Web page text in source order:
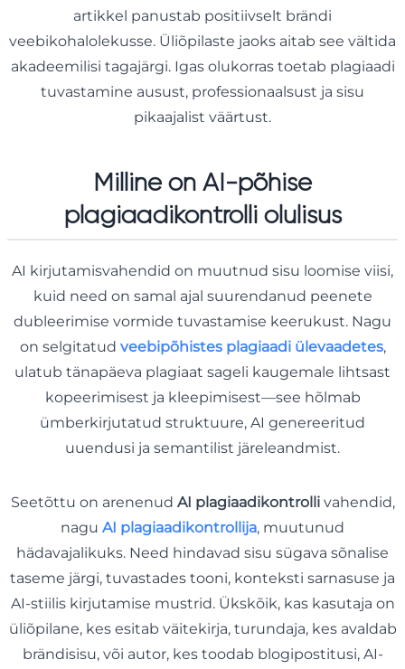
artikkel panustab positiivselt brändi
veebikohalolekusse. Üliõpilaste jaoks aitab see vältida
akadeemilisi tagajärgi. Igas olukorras toetab plagiaadi
tuvastamine ausust, professionaalsust ja sisu
pikaajalist väärtust.
Milline on AI-põhise
plagiaadikontrolli olulisus
AI kirjutamisvahendid on muutnud sisu loomise viisi,
kuid need on samal ajal suurendanud peenete
dubleerimise vormide tuvastamise keerukust. Nagu
on selgitatud veebipõhistes plagiaadi ülevaadetes,
ulatub tänapäeva plagiaat sageli kaugemale lihtsast
kopeerimisest ja kleepimisest—see hõlmab
ümberkirjutatud struktuure, AI genereeritud
uuendusi ja semantilist järeleandmist.
Seetõttu on arenenud AI plagiaadikontrollivahendid,
nagu AI plagiaadikontrollija, muutunud
hädavajalikuks. Need hindavad sisu sügava sõnalise
taseme järgi, tuvastades tooni, konteksti sarnasuse ja
AI-stiilis kirjutamise mustrid. Ükskõik, kas kasutaja on
üliõpilane, kes esitab väitekirja, turundaja, kes avaldab
brändisisu, või autor, kes toodab blogipostitusi, AI-